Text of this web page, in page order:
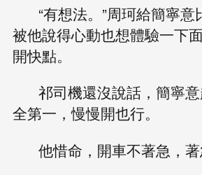
“有想法。”周珂給簡寧意
被他說得心動也想體驗一下
開快點。
祁司機還沒說話，簡寧
全第一，慢慢開也行。
他惜命，開車不著急，著